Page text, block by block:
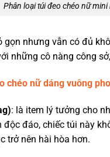
Phân loại túi đeo chéo nữ
gọn nhưng vẫn có đủ
những cô nàng công
chéo nữ dáng vuông
: là item lý tưởng cho
độc đáo, chiếc túi này
trở nên hài hòa hơn.